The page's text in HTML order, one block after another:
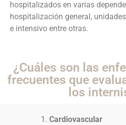
hospitalizados en varias
hospitalización general,
e intensivo entre otras.
¿Cuáles son las
frecuentes que
los
Cardiovascular